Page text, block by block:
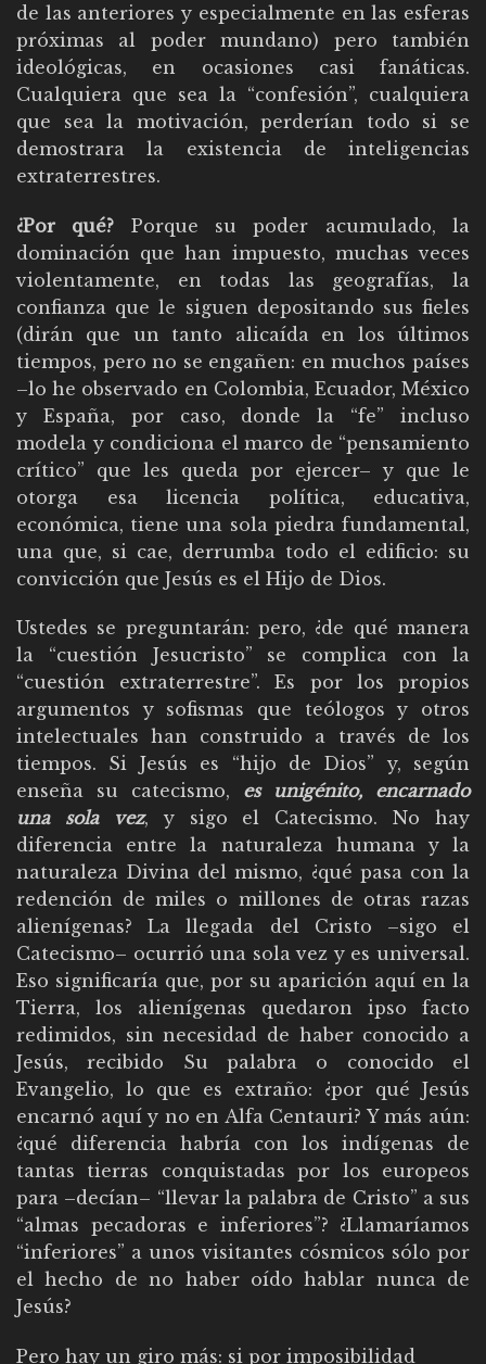
de las anteriores y especialmente en las esferas
próximas al poder mundano) pero también
ideológicas, en ocasiones casi fanáticas.
Cualquiera que sea la “confesión”, cualquiera
que sea la motivación, perderían todo si se
demostrara la existencia de inteligencias
extraterrestres.
¿Por qué? Porque su poder acumulado, la
dominación que han impuesto, muchas veces
violentamente, en todas las geografías, la
confianza que le siguen depositando sus fieles
(dirán que un tanto alicaída en los últimos
tiempos, pero no se engañen: en muchos países
–lo he observado en Colombia, Ecuador, México
y España, por caso, donde la “fe” incluso
modela y condiciona el marco de “pensamiento
crítico” que les queda por ejercer– y que le
otorga esa licencia política, educativa,
económica, tiene una sola piedra fundamental,
una que, si cae, derrumba todo el edificio: su
convicción que Jesús es el Hijo de Dios.
Ustedes se preguntarán: pero, ¿de qué manera
la “cuestión Jesucristo” se complica con la
“cuestión extraterrestre”. Es por los propios
argumentos y sofismas que teólogos y otros
intelectuales han construido a través de los
tiempos. Si Jesús es “hijo de Dios” y, según
enseña su catecismo, es unigénito, encarnado
una sola vez, y sigo el Catecismo. No hay
diferencia entre la naturaleza humana y la
naturaleza Divina del mismo, ¿qué pasa con la
redención de miles o millones de otras razas
alienígenas? La llegada del Cristo –sigo el
Catecismo– ocurrió una sola vez y es universal.
Eso significaría que, por su aparición aquí en la
Tierra, los alienígenas quedaron ipso facto
redimidos, sin necesidad de haber conocido a
Jesús, recibido Su palabra o conocido el
Evangelio, lo que es extraño: ¿por qué Jesús
encarnó aquí y no en Alfa Centauri? Y más aún:
¿qué diferencia habría con los indígenas de
tantas tierras conquistadas por los europeos
para –decían– “llevar la palabra de Cristo” a sus
“almas pecadoras e inferiores”? ¿Llamaríamos
“inferiores” a unos visitantes cósmicos sólo por
el hecho de no haber oído hablar nunca de
Jesús?
Pero hay un giro más: si por imposibilidad